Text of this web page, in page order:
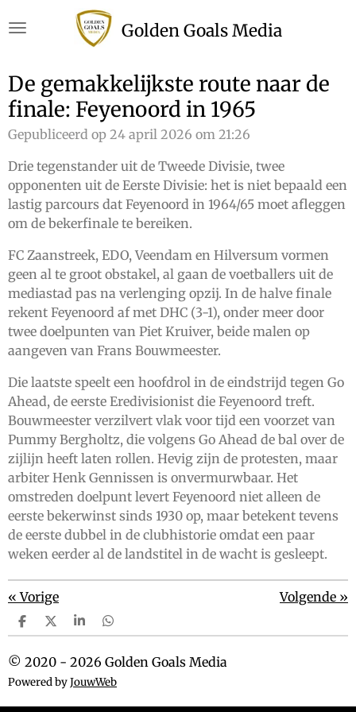
direct
de
hoofdinhoud
Golden Goals Media
De gemakkelijkste route naar de
finale: Feyenoord in 1965
Gepubliceerd op 24 april 2026 om 21:26
Drie tegenstander uit de Tweede Divisie, twee
opponenten uit de Eerste Divisie: het is niet bepaald een
lastig parcours dat Feyenoord in 1964/65 moet afleggen
om de bekerfinale te bereiken.
FC Zaanstreek, EDO, Veendam en Hilversum vormen
geen al te groot obstakel, al gaan de voetballers uit de
mediastad pas na verlenging opzij. In de halve finale
rekent Feyenoord af met DHC (3-1), onder meer door
twee doelpunten van Piet Kruiver, beide malen op
aangeven van Frans Bouwmeester.
Die laatste speelt een hoofdrol in de eindstrijd tegen Go
Ahead, de eerste Eredivisionist die Feyenoord treft.
Bouwmeester verzilvert vlak voor tijd een voorzet van
Pummy Bergholtz, die volgens Go Ahead de bal over de
zijlijn heeft laten rollen. Hevig zijn de protesten, maar
arbiter Henk Gennissen is onvermurwbaar. Het
omstreden doelpunt levert Feyenoord niet alleen de
eerste bekerwinst sinds 1930 op, maar betekent tevens
de eerste dubbel in de clubhistorie omdat een paar
weken eerder al de landstitel in de wacht is gesleept.
«Vorige Volgende »
D
e
e
n
D
e
l
S
h
r
e
D
e
e
n
© 2020 - 2026 Golden Goals Media
Powered byJouwWeb